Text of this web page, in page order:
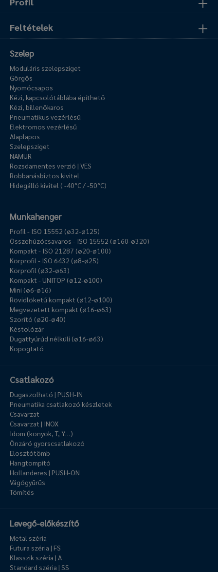
Feltételek
Szelep
Moduláris szelepsziget
Görgős
Nyomócsapos
Kézi, kapcsolótáblába építhető
Kézi, billenőkaros
Pneumatikus vezérlésű
Elektromos vezérlésű
Alaplapos
Szelepsziget
NAMUR
Rozsdamentes verzió | VES
Robbanásbiztos kivitel
Hidegálló kivitel ( -40°C / -50°C)
Munkahenger
Profil - ISO 15552 (ø32-ø125)
Összehúzócsavaros - ISO 15552 (ø160-ø320)
Kompakt - ISO 21287 (ø20-ø100)
Körprofil - ISO 6432 (ø8-ø25)
Körprofil (ø32-ø63)
Kompakt - UNITOP (ø12-ø100)
Mini (ø6-ø16)
Rövidlöketű kompakt (ø12-ø100)
Megvezetett kompakt (ø16-ø63)
Szorító (ø20-ø40)
Késtolózár
Dugattyúrúd nélküli (ø16-ø63)
Kopogtató
Csatlakozó
Dugaszolható | PUSH-IN
Pneumatika csatlakozó készletek
Csavarzat
Csavarzat | INOX
Idom (könyök, T, Y…)
Önzáró gyorscsatlakozó
Elosztótömb
Hangtompító
Hollanderes | PUSH-ON
Vágógyűrűs
Tömítés
Levegő-előkészítő
Metal széria
Futura széria | FS
Klasszik széria | A
Standard széria | SS